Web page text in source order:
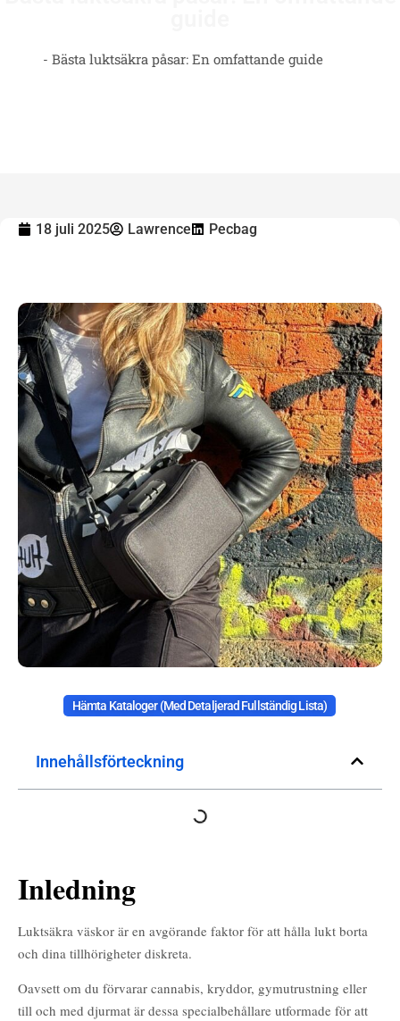
- Bästa luktsäkra påsar: En omfattande guide
18 juli 2025 Lawrence Pecbag
Hämta Kataloger (med Detaljerad Fullständig Lista)
Innehållsförteckning
Inledning
Luktsäkra väskor är en avgörande faktor för att hålla lukt borta
och dina tillhörigheter diskreta.
Oavsett om du förvarar cannabis, kryddor, gymutrustning eller
till och med djurmat är dessa specialbehållare utformade för att